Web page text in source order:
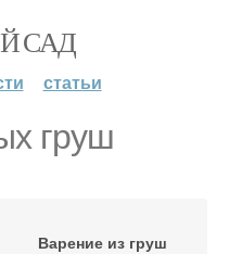
САД
статьи
груш
Варение из груш